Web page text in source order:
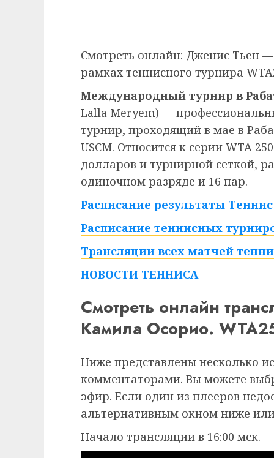
Смотреть онлайн: Дженис Тьен
рамках теннисного турнира
Международный турнир в
Lalla Meryem) —
турнир, проходящий в мае в
USCM. Относится к серии WTA
долларов и турнирной сеткой,
одиночном разряде и 16 пар.
Расписание результаты
Расписание теннисных
Трансляции всех матчей
НОВОСТИ ТЕННИСА
Смотреть онлайн
Камила Осорио.
Ниже представлены несколько
комментаторами. Вы можете
эфир. Если один из плееров
альтернативным окном ниже
Начало трансляции в 16:00 мск.